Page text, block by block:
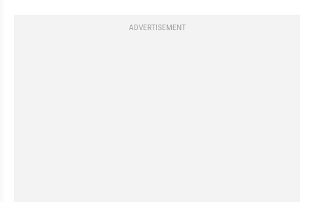
ADVERTISEMENT